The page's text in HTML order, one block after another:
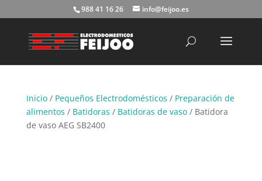
988 41 16 26 info@feijoo.es
Inicio/ Pequeños Electrodomésticos / Preparación de
alimentos / Batidoras / Batidoras de vaso/ Batidora
de vaso AEG SB2400